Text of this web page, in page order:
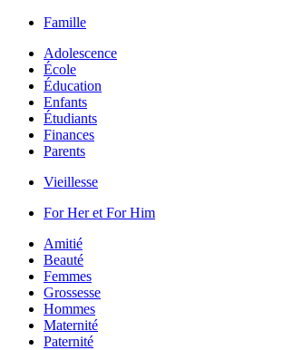
Famille
Adolescence
École
Éducation
Enfants
Étudiants
Finances
Parents
Vieillesse
For Her et For Him
Amitié
Beauté
Femmes
Grossesse
Hommes
Maternité
Paternité